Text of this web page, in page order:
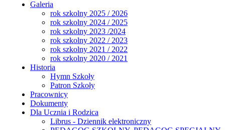
Galeria
rok szkolny 2025 / 2026
rok szkolny 2024 / 2025
rok szkolny 2023 /2024
rok szkolny 2022 / 2023
rok szkolny 2021 / 2022
rok szkolny 2020 / 2021
Historia
Hymn Szkoły
Patron Szkoły
Pracownicy
Dokumenty
Dla Ucznia i Rodzica
Librus - Dziennik elektroniczny